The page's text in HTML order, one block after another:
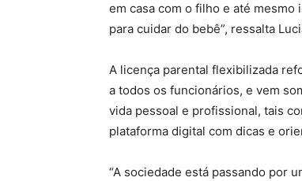
em casa com o filho e até
para cuidar do bebê”, ressalta
A licença parental flexibilizada
a todos os funcionários, e vem
vida pessoal e profissional, tais
plataforma digital com dicas e
“A sociedade está passando por